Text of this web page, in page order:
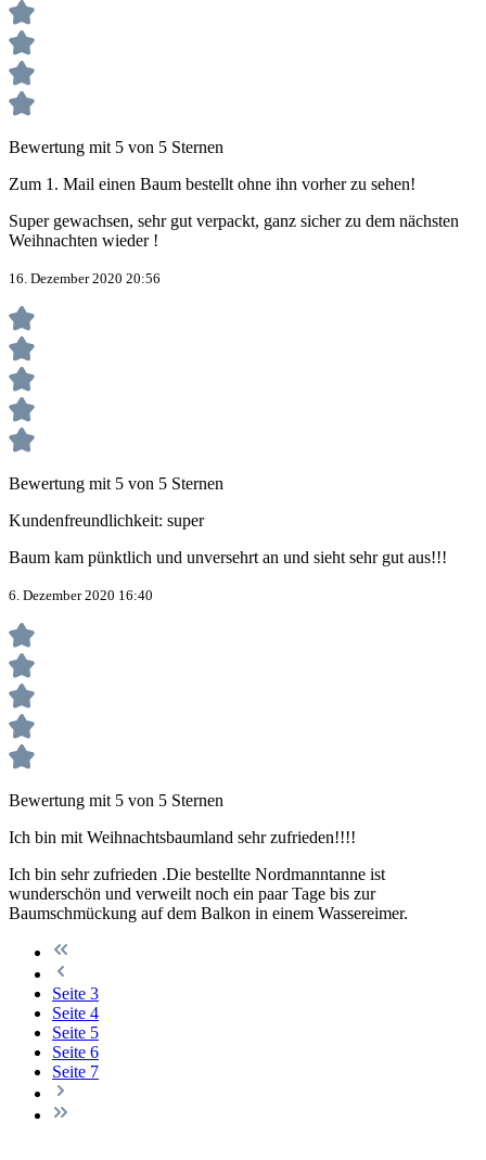
Bewertung mit 5 von 5 Sternen
Zum 1. Mail einen Baum bestellt ohne ihn vorher zu sehen!
Super gewachsen, sehr gut verpackt, ganz sicher zu dem nächsten
Weihnachten wieder !
16. Dezember 2020 20:56
Bewertung mit 5 von 5 Sternen
Kundenfreundlichkeit: super
Baum kam pünktlich und unversehrt an und sieht sehr gut aus!!!
6. Dezember 2020 16:40
Bewertung mit 5 von 5 Sternen
Ich bin mit Weihnachtsbaumland sehr zufrieden!!!!
Ich bin sehr zufrieden .Die bestellte Nordmanntanne ist
wunderschön und verweilt noch ein paar Tage bis zur
Baumschmückung auf dem Balkon in einem Wassereimer.
Seite 3
Seite 4
Seite 5
Seite 6
Seite 7